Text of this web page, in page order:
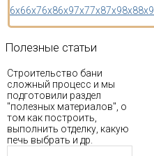
6x66x76x86x97x77x87x98x88x9
Полезные статьи
Строительство бани
сложный процесс и мы
подготовили раздел
"полезных материалов", о
том как построить,
выполнить отделку, какую
печь выбрать и др.